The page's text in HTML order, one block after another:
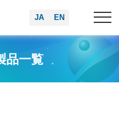
EN
JA
品一覧